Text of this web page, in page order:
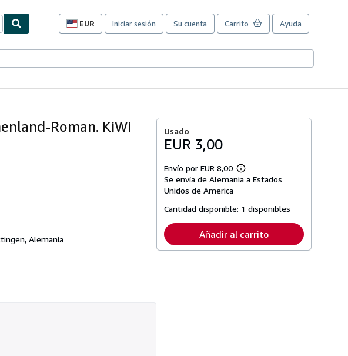
EUR
Preferencias
compra
sitio.
Iniciar sesión Su cuenta Carrito Ayuda
Roman. KiWi
Alemania
Usado
EUR 3,00
Envío por EUR 8,00
Más
información
tarifas
envío
Se envía de Alemania a Estados
Unidos de America
Cantidad disponible: 1 disponibles
Añadir al carrito